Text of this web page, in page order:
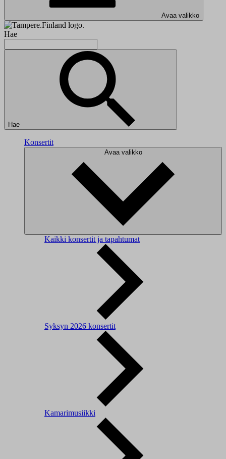
Avaa valikko
Hae
Hae
Konsertit
Avaa valikko
Kaikki konsertit ja tapahtumat
Syksyn 2026 konsertit
Kamarimusiikki